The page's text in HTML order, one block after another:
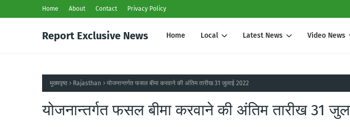
Home About Contact Privacy Policy
Report Exclusive News Home Local Latest News Video News
मुख्यपृष्ठ Rajasthan योजनान्तर्गत फसल बीमा करवाने की अंतिम तारीख 31 जुलाई 2022
योजनान्तर्गत फसल बीमा करवाने की अंतिम तारीख 31